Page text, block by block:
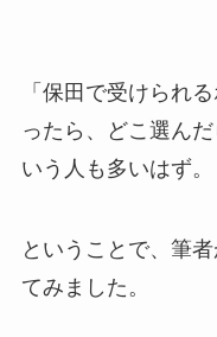
「保田で受けられ
ったら、どこ選ん
いう人も多いはず。
ということで、筆
てみました。